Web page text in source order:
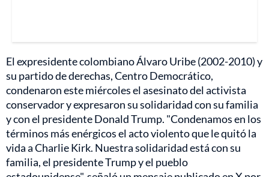
El expresidente colombiano Álvaro Uribe (2002-2010) y
su partido de derechas, Centro Democrático,
condenaron este miércoles el asesinato del activista
conservador y expresaron su solidaridad con su familia
y con el presidente Donald Trump. "Condenamos en los
términos más enérgicos el acto violento que le quitó la
vida a Charlie Kirk. Nuestra solidaridad está con su
familia, el presidente Trump y el pueblo